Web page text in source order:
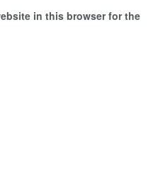
in this browser for the